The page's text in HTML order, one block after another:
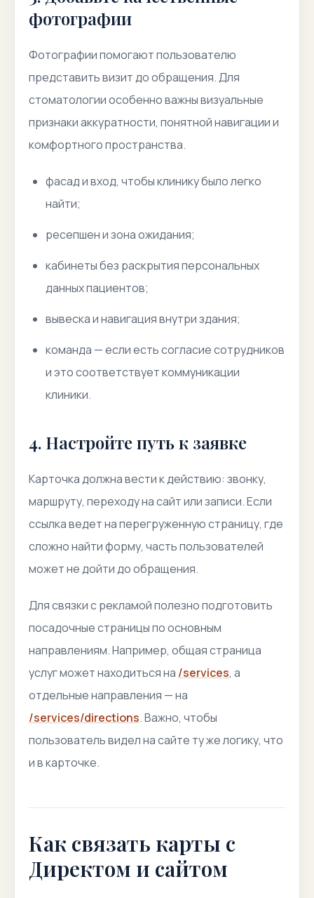
фотографии
Фотографии помогают пользователю
представить визит до обращения. Для
стоматологии особенно важны визуальные
признаки аккуратности, понятной навигации и
комфортного пространства.
фасад и вход, чтобы клинику было легко
найти;
ресепшен и зона ожидания;
кабинеты без раскрытия персональных
данных пациентов;
вывеска и навигация внутри здания;
команда — если есть согласие сотрудников
и это соответствует коммуникации
клиники.
4. Настройте путь к заявке
Карточка должна вести к действию: звонку,
маршруту, переходу на сайт или записи. Если
ссылка ведет на перегруженную страницу, где
сложно найти форму, часть пользователей
может не дойти до обращения.
Для связки с рекламой полезно подготовить
посадочные страницы по основным
направлениям. Например, общая страница
услуг может находиться на /services, а
отдельные направления — на
/services/directions. Важно, чтобы
пользователь видел на сайте ту же логику, что
и в карточке.
Как связать карты с
Директом и сайтом